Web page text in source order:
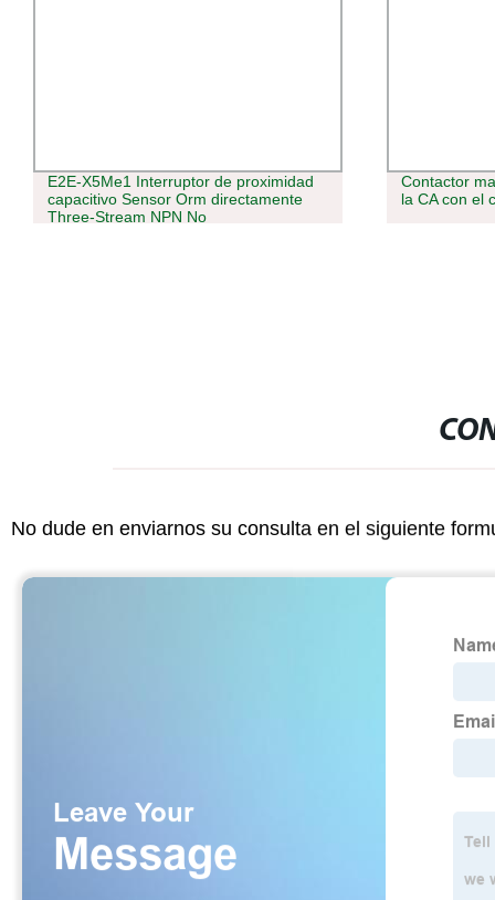
E2E-X5Me1 Interruptor de proximidad
capacitivo Sensor Orm directamente
Three-Stream NPN No
Contactor
la CA con el
No dude en enviarnos su consulta en el siguiente